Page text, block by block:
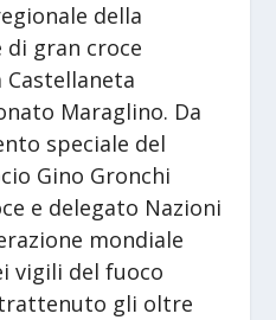
della
di gran croce
Castellaneta
Maraglino. Da
speciale del
Gino Gronchi
e delegato Nazioni
mondiale
vigili del fuoco
gli oltre